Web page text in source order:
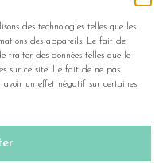
des technologies telles que les
des appareils. Le fait de
traiter des données telles que le
sur ce site. Le fait de ne pas
avoir un effet négatif sur certaines